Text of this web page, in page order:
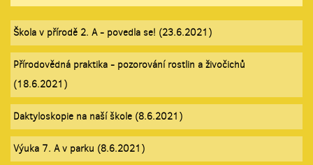
Škola v přírodě 2. A - povedla se! (23.6.2021)
Přírodovědná praktika - pozorování rostlin a živočichů
(18.6.2021)
Daktyloskopie na naší škole (8.6.2021)
Výuka 7. A v parku (8.6.2021)